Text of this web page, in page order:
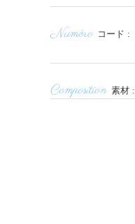
Numéro コード
Composition 素材